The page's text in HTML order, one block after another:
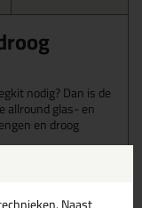
nodig? Dan is de
allround glas- en
en droog